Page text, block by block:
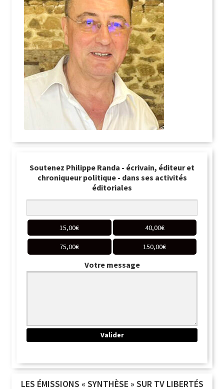
Soutenez Philippe Randa - écrivain, éditeur et
chroniqueur politique - dans ses activités
éditoriales
15,00€ 40,00€
75,00€ 150,00€
Votre message
LES ÉMISSIONS « SYNTHÈSE » SUR TV LIBERTÉS